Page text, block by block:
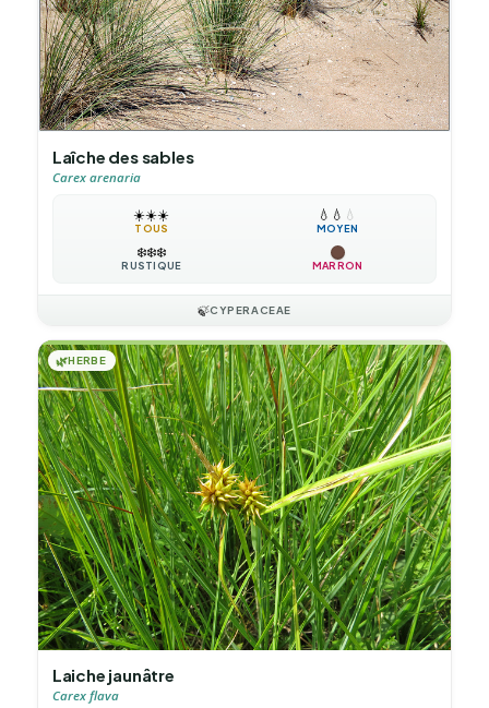
Laîche des sables
Carex arenaria
☀️☀️☀️
TOUS
💧 💧 💧
MOYEN
❄️❄️❄️
RUSTIQUE MARRON
🍃CYPERACEAE
🌿HERBE
Laiche jaunâtre
Carex flava